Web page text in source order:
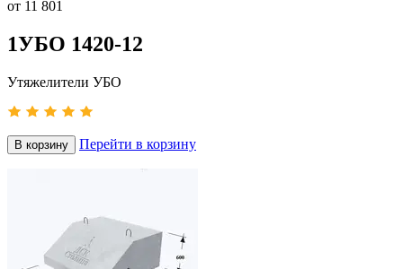
от 11 801
1УБО 1420-12
Утяжелители УБО
В корзину Перейти в корзину